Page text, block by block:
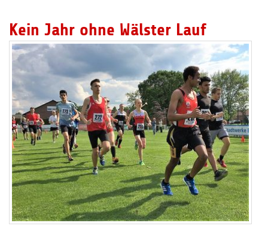
Kein Jahr ohne Wälster Lauf